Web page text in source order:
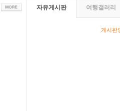
자유게시판 여행갤러리
게시판